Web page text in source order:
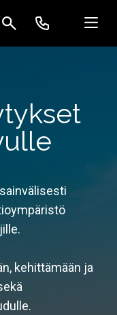
kehittämään ja